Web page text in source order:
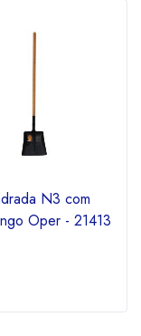
N3 com
Oper - 21413